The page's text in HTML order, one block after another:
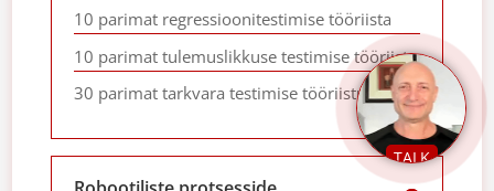
10 parimat regressioonitestimise tööriista
10 parimat tulemuslikkuse testimise tööriista
30 parimat tarkvara testimise tööriistu
TALK